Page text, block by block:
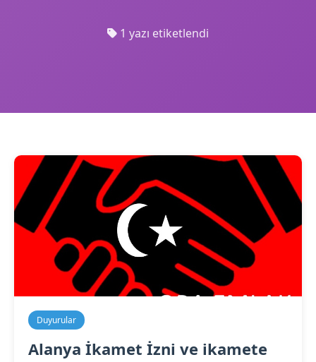
1 yazı etiketlendi
Duyurular
Alanya İkamet İzni ve ikamete